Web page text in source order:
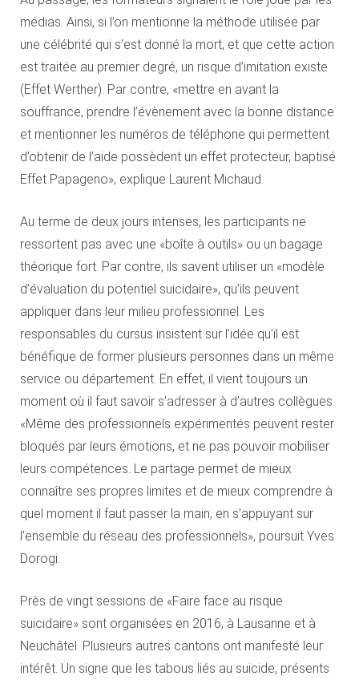
médias. Ainsi, si l’on mentionne la méthode utilisée par
une célébrité qui s’est donné la mort, et que cette action
est traitée au premier degré, un risque d’imitation existe
(Effet Werther). Par contre, «mettre en avant la
souffrance, prendre l’évènement avec la bonne distance
et mentionner les numéros de téléphone qui permettent
d’obtenir de l’aide possèdent un effet protecteur, baptisé
Effet Papageno», explique Laurent Michaud.
Au terme de deux jours intenses, les participants ne
ressortent pas avec une «boîte à outils» ou un bagage
théorique fort. Par contre, ils savent utiliser un «modèle
d’évaluation du potentiel suicidaire», qu’ils peuvent
appliquer dans leur milieu professionnel. Les
responsables du cursus insistent sur l’idée qu’il est
bénéfique de former plusieurs personnes dans un même
service ou département. En effet, il vient toujours un
moment où il faut savoir s’adresser à d’autres collègues.
«Même des professionnels expérimentés peuvent rester
bloqués par leurs émotions, et ne pas pouvoir mobiliser
leurs compétences. Le partage permet de mieux
connaître ses propres limites et de mieux comprendre à
quel moment il faut passer la main, en s’appuyant sur
l’ensemble du réseau des professionnels», poursuit Yves
Dorogi.
Près de vingt sessions de «Faire face au risque
suicidaire» sont organisées en 2016, à Lausanne et à
Neuchâtel. Plusieurs autres cantons ont manifesté leur
intérêt. Un signe que les tabous liés au suicide, présents